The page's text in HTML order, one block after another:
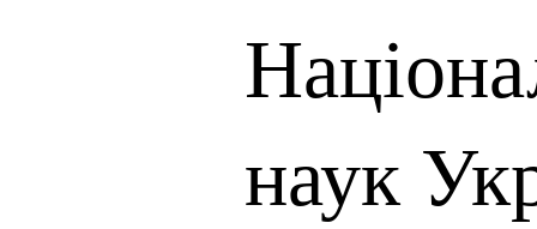
наук